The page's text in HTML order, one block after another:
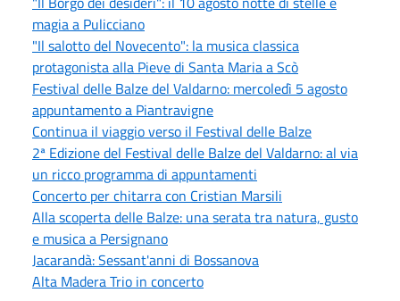
magia a Pulicciano
"Il salotto del Novecento": la musica classica
protagonista alla Pieve di Santa Maria a Scò
Festival delle Balze del Valdarno: mercoledì 5 agosto
appuntamento a Piantravigne
Continua il viaggio verso il Festival delle Balze
2ª Edizione del Festival delle Balze del Valdarno: al via
un ricco programma di appuntamenti
Concerto per chitarra con Cristian Marsili
Alla scoperta delle Balze: una serata tra natura, gusto
e musica a Persignano
Jacarandà: Sessant'anni di Bossanova
Alta Madera Trio in concerto